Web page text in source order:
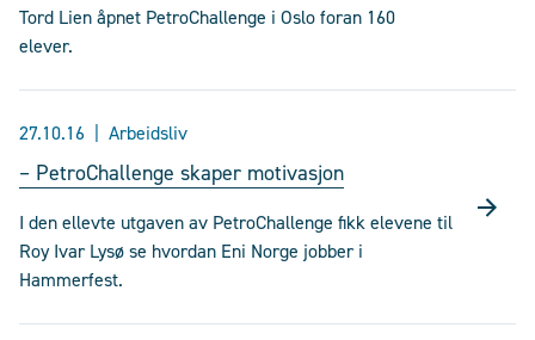
Tord Lien åpnet PetroChallenge i Oslo foran 160
elever.
27.10.16 Arbeidsliv
– PetroChallenge skaper motivasjon
I den ellevte utgaven av PetroChallenge fikk elevene til
Roy Ivar Lysø se hvordan Eni Norge jobber i
Hammerfest.